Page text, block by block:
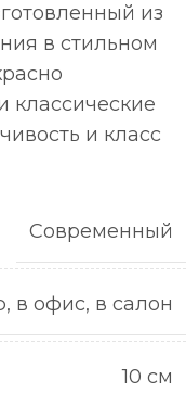
из
в стильном
классические
и класс
Современный
в офис, в салон
10 см